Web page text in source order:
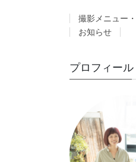
撮影メニュー
お知らせ
プロフィール